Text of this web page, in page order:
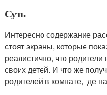
Суть
Интересно содержание
стоят экраны, которые
реалистично, что
своих детей. И что же
родителей в комнате, где